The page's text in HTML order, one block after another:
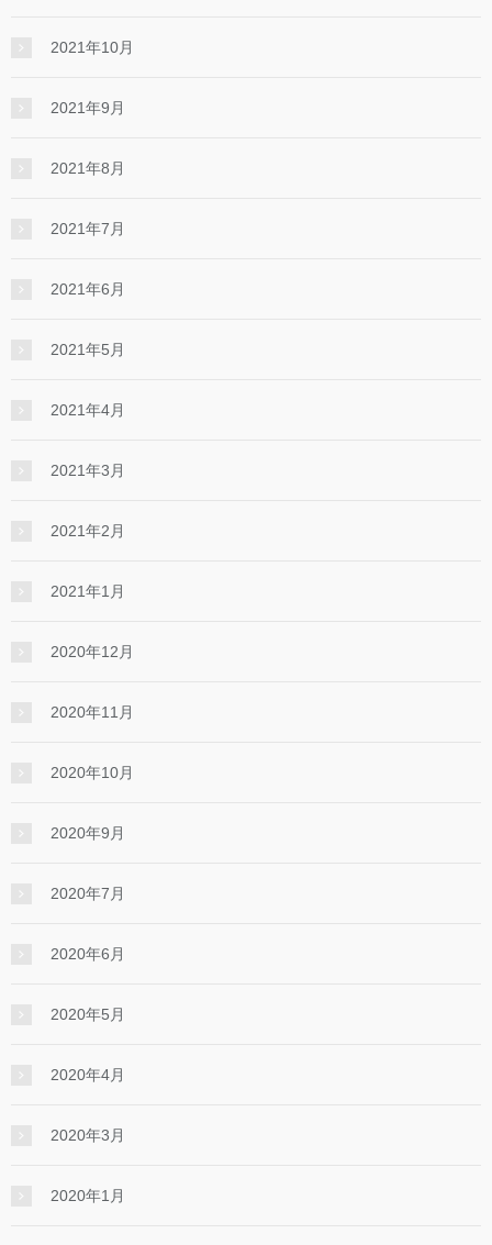
2021年10月
2021年9月
2021年8月
2021年7月
2021年6月
2021年5月
2021年4月
2021年3月
2021年2月
2021年1月
2020年12月
2020年11月
2020年10月
2020年9月
2020年7月
2020年6月
2020年5月
2020年4月
2020年3月
2020年1月